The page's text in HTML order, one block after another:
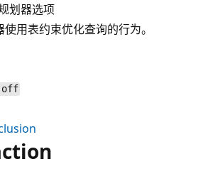
划器选项
用表约束优化查询的行为。